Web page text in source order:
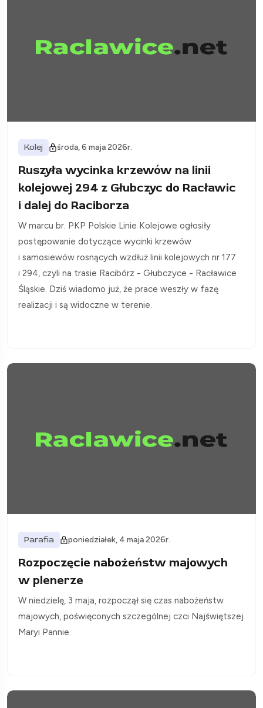
Kolej środa, 6 maja 2026r.
Ruszyła wycinka krzewów na linii
kolejowej 294 z Głubczyc do Racławic
i dalej do Raciborza
W marcu br. PKP Polskie Linie Kolejowe ogłosiły
postępowanie dotyczące wycinki krzewów
i samosiewów rosnących wzdłuż linii kolejowych nr 177
i 294, czyli na trasie Racibórz - Głubczyce - Racławice
Śląskie. Dziś wiadomo już, że prace weszły w fazę
realizacji i są widoczne w terenie.
Parafia poniedziałek, 4 maja 2026r.
Rozpoczęcie nabożeństw majowych
w plenerze
W niedzielę, 3 maja, rozpoczął się czas nabożeństw
majowych, poświęconych szczególnej czci Najświętszej
Maryi Pannie.